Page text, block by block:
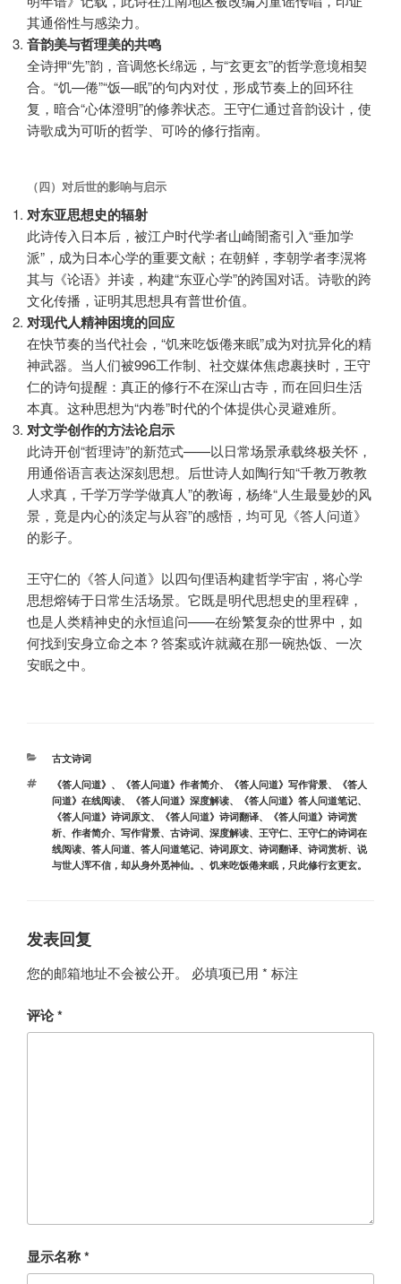
其通俗性与感染力。
音韵美与哲理美的共鸣
全诗押“先”韵，音调悠长绵远，与“玄更玄”的哲学意境相契
合。“饥—倦”“饭—眠”的句内对仗，形成节奏上的回环往
复，暗合“心体澄明”的修养状态。王守仁通过音韵设计，使
诗歌成为可听的哲学、可吟的修行指南。
（四）对后世的影响与启示
对东亚思想史的辐射
此诗传入日本后，被江户时代学者山崎闇斋引入“垂加学
派”，成为日本心学的重要文献；在朝鲜，李朝学者李滉将
其与《论语》并读，构建“东亚心学”的跨国对话。诗歌的跨
文化传播，证明其思想具有普世价值。
对现代人精神困境的回应
在快节奏的当代社会，“饥来吃饭倦来眠”成为对抗异化的精
神武器。当人们被996工作制、社交媒体焦虑裹挟时，王守
仁的诗句提醒：真正的修行不在深山古寺，而在回归生活
本真。这种思想为“内卷”时代的个体提供心灵避难所。
对文学创作的方法论启示
此诗开创“哲理诗”的新范式——以日常场景承载终极关怀，
用通俗语言表达深刻思想。后世诗人如陶行知“千教万教教
人求真，千学万学学做真人”的教诲，杨绛“人生最曼妙的风
景，竟是内心的淡定与从容”的感悟，均可见《答人问道》
的影子。
王守仁的《答人问道》以四句俚语构建哲学宇宙，将心学
思想熔铸于日常生活场景。它既是明代思想史的里程碑，
也是人类精神史的永恒追问——在纷繁复杂的世界中，如
何找到安身立命之本？答案或许就藏在那一碗热饭、一次
安眠之中。
分
古文诗词
标
签
《答人问道》 、 《答人问道》作者简介、 《答人问道》写作背景、
《答人
问道》在线阅读、 《答人问道》深度解读、 《答人问道》答人问道笔记、
《答人问道》诗词原文、 《答人问道》诗词翻译、
《答人问道》诗词赏
析、 作者简介、 写作背景、 古诗词、 深度解读、 王守仁、 王守仁的诗词在
线阅读、 答人问道、 答人问道笔记、 诗词原文、 诗词翻译、 诗词赏析、 说
与世人浑不信，却从身外觅神仙。 、 饥来吃饭倦来眠，只此修行玄更玄。
发表回复
您的邮箱地址不会被公开。 必填项已用 * 标注
评论*
显示名称*